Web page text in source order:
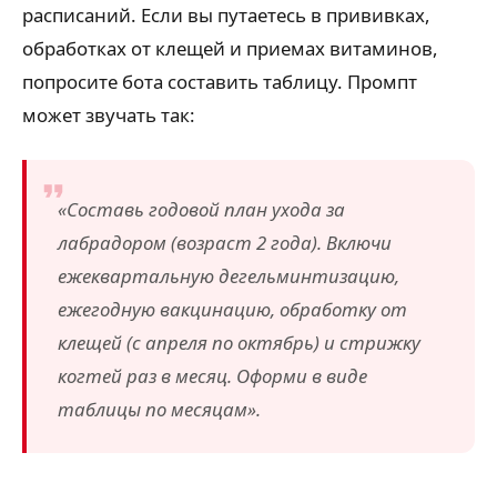
расписаний. Если вы путаетесь в прививках,
обработках от клещей и приемах витаминов,
попросите бота составить таблицу. Промпт
может звучать так:
«Составь годовой план ухода за
лабрадором (возраст 2 года). Включи
ежеквартальную дегельминтизацию,
ежегодную вакцинацию, обработку от
клещей (с апреля по октябрь) и стрижку
когтей раз в месяц. Оформи в виде
таблицы по месяцам».